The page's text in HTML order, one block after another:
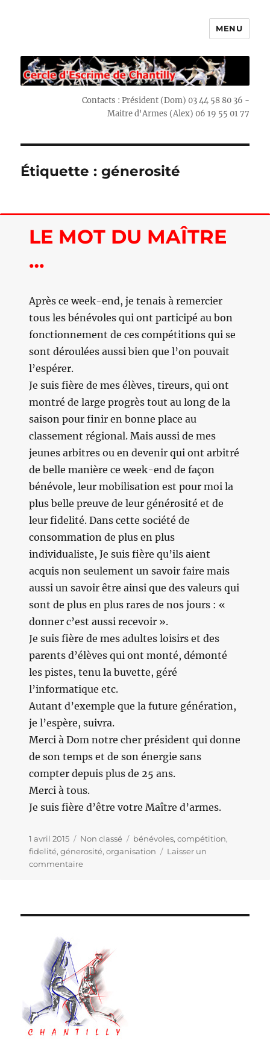
MENU
Contacts : Président (Dom) 03 44 58 80 36 -
Maitre d'Armes (Alex) 06 19 55 01 77
Étiquette : génerosité
LE MOT DU MAÎTRE
…
Après ce week-end, je tenais à remercier
tous les bénévoles qui ont participé au bon
fonctionnement de ces compétitions qui se
sont déroulées aussi bien que l’on pouvait
l’espérer.
Je suis fière de mes élèves, tireurs, qui ont
montré de large progrès tout au long de la
saison pour finir en bonne place au
classement régional. Mais aussi de mes
jeunes arbitres ou en devenir qui ont arbitré
de belle manière ce week-end de façon
bénévole, leur mobilisation est pour moi la
plus belle preuve de leur générosité et de
leur fidelité. Dans cette société de
consommation de plus en plus
individualiste, Je suis fière qu’ils aient
acquis non seulement un savoir faire mais
aussi un savoir être ainsi que des valeurs qui
sont de plus en plus rares de nos jours : «
donner c’est aussi recevoir ».
Je suis fière de mes adultes loisirs et des
parents d’élèves qui ont monté, démonté
les pistes, tenu la buvette, géré
l’informatique etc.
Autant d’exemple que la future génération,
je l’espère, suivra.
Merci à Dom notre cher président qui donne
de son temps et de son énergie sans
compter depuis plus de 25 ans.
Merci à tous.
Je suis fière d’être votre Maître d’armes.
Publié
le
1 avril 2015 Catégories
Non classé Étiquettes
bénévoles, compétition,
fidelité, génerosité, organisation
Laisser un
commentairesur
MAÎTRE